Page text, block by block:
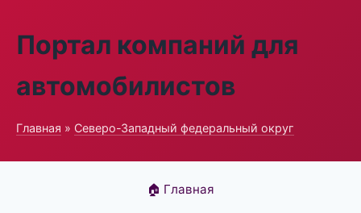
Портал компаний для
автомобилистов
Главная » Северо-Западный федеральный округ
🏠 Главная